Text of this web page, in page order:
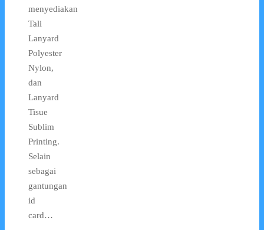
menyediakan
Tali
Lanyard
Polyester
Nylon,
dan
Lanyard
Tisue
Sublim
Printing.
Selain
sebagai
gantungan
id
card…